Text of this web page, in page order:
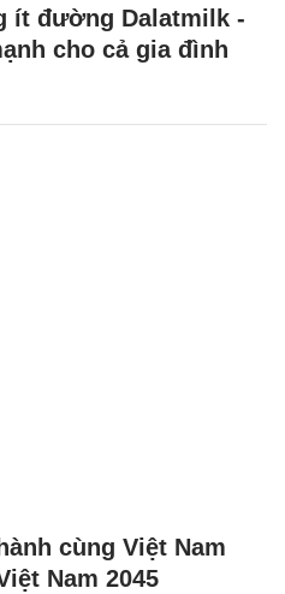
ít đường Dalatmilk -
cho cả gia đình
cùng Việt Nam
Nam 2045